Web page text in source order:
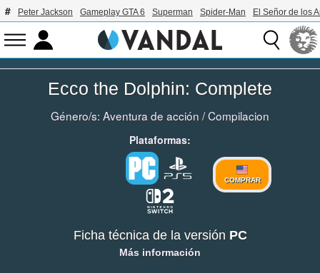
Peter Jackson Gameplay GTA 6 Superman Spider-Man El Señor de los
Ecco the Dolphin: Complete
Género/s: Aventura de acción /Compilacion
Plataformas:
COMPRAR
Ficha técnica de la versión PC
Más información